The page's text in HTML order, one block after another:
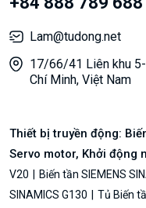
Lam@tudong.net
17/66/41 Liên khu 5-
Chí Minh, Việt Nam
Thiết bị truyền động:
Servo motor, Khởi động
V20
Biến tần SIEMENS
SINAMICS G130
Tủ Biến